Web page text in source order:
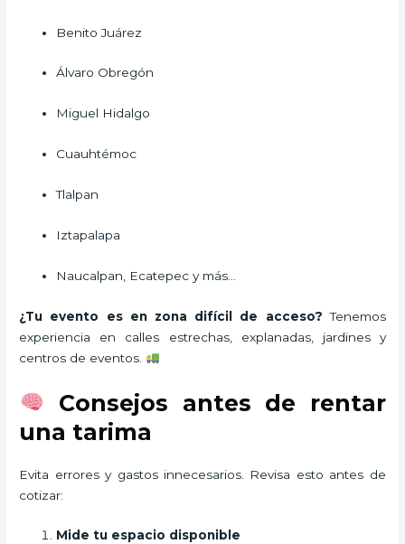
Benito Juárez
Álvaro Obregón
Miguel Hidalgo
Cuauhtémoc
Tlalpan
Iztapalapa
Naucalpan, Ecatepec y más…
¿Tu evento es en zona difícil de acceso? Tenemos
experiencia en calles estrechas, explanadas, jardines y
centros de eventos.
Consejos antes de rentar
una tarima
Evita errores y gastos innecesarios. Revisa esto antes de
cotizar:
Mide tu espacio disponible